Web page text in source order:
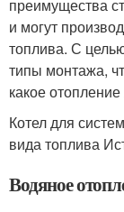
преимущества
и могут
топлива. С
типы монтажа,
какое
Котел для
вида топлива
Водяное